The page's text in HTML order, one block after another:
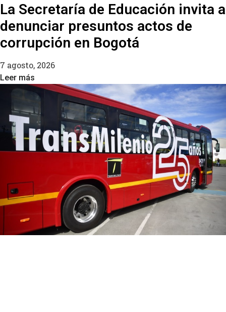
La Secretaría de Educación invita a
denunciar presuntos actos de
corrupción en Bogotá
7 agosto, 2026
Leer más